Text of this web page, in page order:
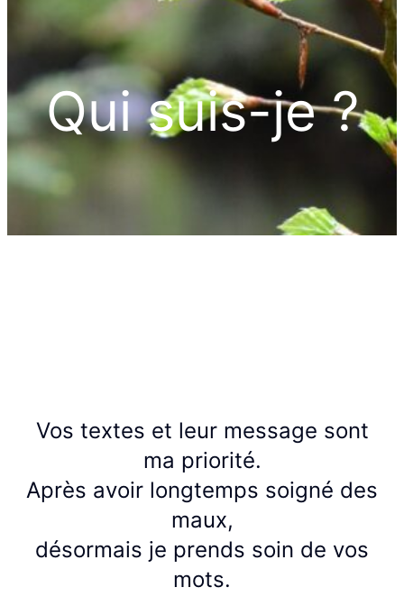
Qui suis-je ?
Vos textes et leur message sont
ma priorité.
Après avoir longtemps soigné des
maux,
désormais je prends soin de vos
mots.